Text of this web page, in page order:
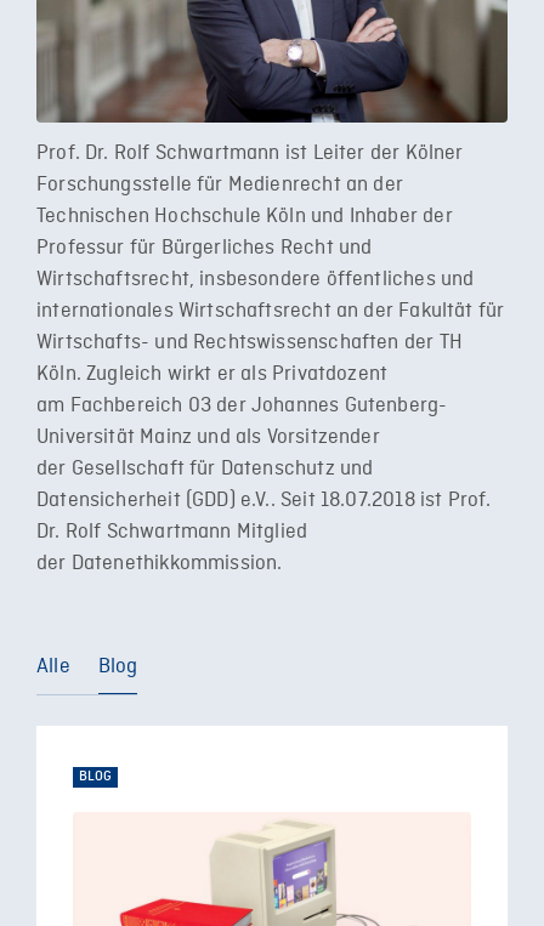
Prof. Dr. Rolf Schwartmann ist Leiter der Kölner
Forschungsstelle für Medienrecht an der
Technischen Hochschule Köln und Inhaber der
Professur für Bürgerliches Recht und
Wirtschaftsrecht, insbesondere öffentliches und
internationales Wirtschaftsrecht an der Fakultät für
Wirtschafts- und Rechtswissenschaften der TH
Köln. Zugleich wirkt er als Privatdozent
am Fachbereich 03 der Johannes Gutenberg-
Universität Mainz und als Vorsitzender
der Gesellschaft für Datenschutz und
Datensicherheit (GDD) e.V.. Seit 18.07.2018 ist Prof.
Dr. Rolf Schwartmann Mitglied
der Datenethikkommission.
Alle Blog
BLOG